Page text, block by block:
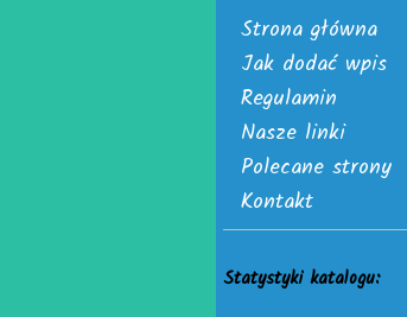
Strona główna
Jak dodać wpis
Regulamin
Nasze linki
Polecane strony
Kontakt
Statystyki katalogu: